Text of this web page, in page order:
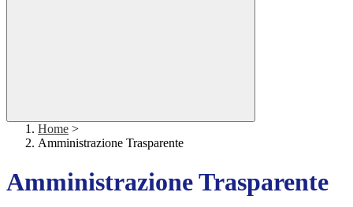
Home >
Amministrazione Trasparente
Amministrazione Trasparente